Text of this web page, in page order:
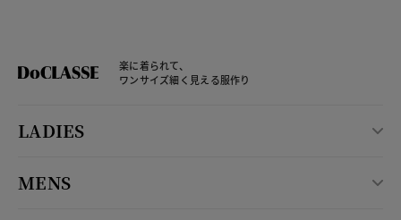
楽に着られて、
ワンサイズ細く見える服作り
LADIES
MENS